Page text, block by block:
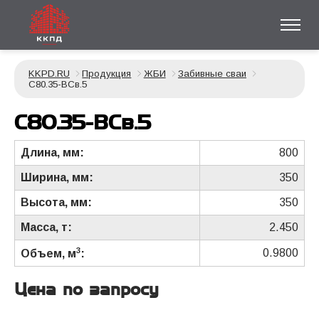
KKPD.RU Продукция ЖБИ
Забивные сваи
С80.35-ВСв.5
С80.35-ВСв.5
Длина, мм: 800
Ширина, мм: 350
Высота, мм: 350
Масса, т: 2.450
Объем, м3: 0.9800
Цена по запросу